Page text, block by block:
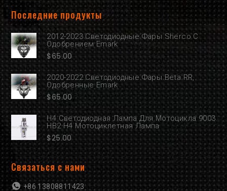
Последние продукты
2012-2023 Светодиодные Фары Sherco С
Одобрением Emark
$65.00
2020-2022 Светодиодные Фары Beta RR,
Одобренные Emark
$65.00
H4 Светодиодная Лампа Для Мотоцикла 9003
HB2 H4 Мотоциклетная Лампа
$25.00
Связаться с нами
+86 13808811423